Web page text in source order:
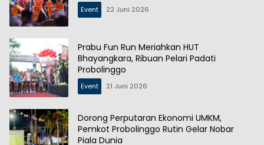
Event 22 Juni 2026
Prabu Fun Run Meriahkan HUT
Bhayangkara, Ribuan Pelari Padati
Probolinggo
Event 21 Juni 2026
Dorong Perputaran Ekonomi UMKM,
Pemkot Probolinggo Rutin Gelar Nobar
Piala Dunia